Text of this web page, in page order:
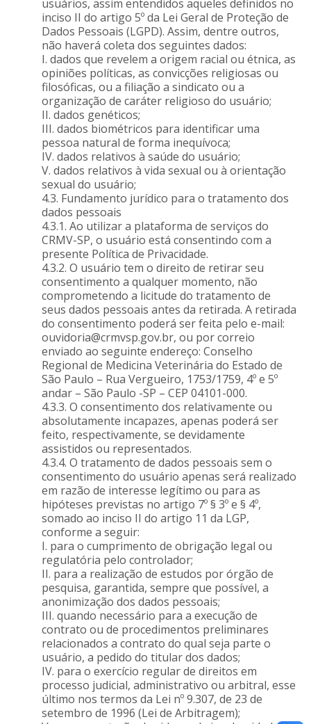
usuários, assim entendidos aqueles definidos no
inciso II do artigo 5º da Lei Geral de Proteção de
Dados Pessoais (LGPD). Assim, dentre outros,
não haverá coleta dos seguintes dados:
I. dados que revelem a origem racial ou étnica, as
opiniões políticas, as convicções religiosas ou
filosóficas, ou a filiação a sindicato ou a
organização de caráter religioso do usuário;
II. dados genéticos;
III. dados biométricos para identificar uma
pessoa natural de forma inequívoca;
IV. dados relativos à saúde do usuário;
V. dados relativos à vida sexual ou à orientação
sexual do usuário;
4.3. Fundamento jurídico para o tratamento dos
dados pessoais
4.3.1. Ao utilizar a plataforma de serviços do
CRMV-SP, o usuário está consentindo com a
presente Política de Privacidade.
4.3.2. O usuário tem o direito de retirar seu
consentimento a qualquer momento, não
comprometendo a licitude do tratamento de
seus dados pessoais antes da retirada. A retirada
do consentimento poderá ser feita pelo e-mail:
ouvidoria@crmvsp.gov.br, ou por correio
enviado ao seguinte endereço: Conselho
Regional de Medicina Veterinária do Estado de
São Paulo – Rua Vergueiro, 1753/1759, 4º e 5º
andar – São Paulo -SP – CEP 04101-000.
4.3.3. O consentimento dos relativamente ou
absolutamente incapazes, apenas poderá ser
feito, respectivamente, se devidamente
assistidos ou representados.
4.3.4. O tratamento de dados pessoais sem o
consentimento do usuário apenas será realizado
em razão de interesse legítimo ou para as
hipóteses previstas no artigo 7º § 3º e § 4º,
somado ao inciso II do artigo 11 da LGP,
conforme a seguir:
I. para o cumprimento de obrigação legal ou
regulatória pelo controlador;
II. para a realização de estudos por órgão de
pesquisa, garantida, sempre que possível, a
anonimização dos dados pessoais;
III. quando necessário para a execução de
contrato ou de procedimentos preliminares
relacionados a contrato do qual seja parte o
usuário, a pedido do titular dos dados;
IV. para o exercício regular de direitos em
processo judicial, administrativo ou arbitral, esse
último nos termos da Lei nº 9.307, de 23 de
setembro de 1996 (Lei de Arbitragem);